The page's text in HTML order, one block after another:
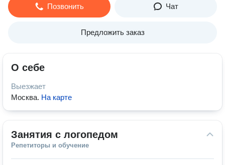
Позвонить Чат
Предложить заказ
О себе
Выезжает
Москва. На карте
Занятия с логопедом
Репетиторы и обучение